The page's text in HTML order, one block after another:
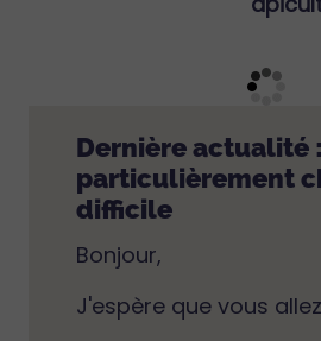
Dernière actualité
particulièrement
difficile
Bonjour,
J'espère que vous